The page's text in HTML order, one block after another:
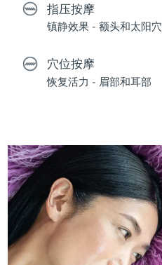
指压按摩
镇静效果 - 额头和太阳穴
穴位按摩
恢复活力 - 眉部和耳部